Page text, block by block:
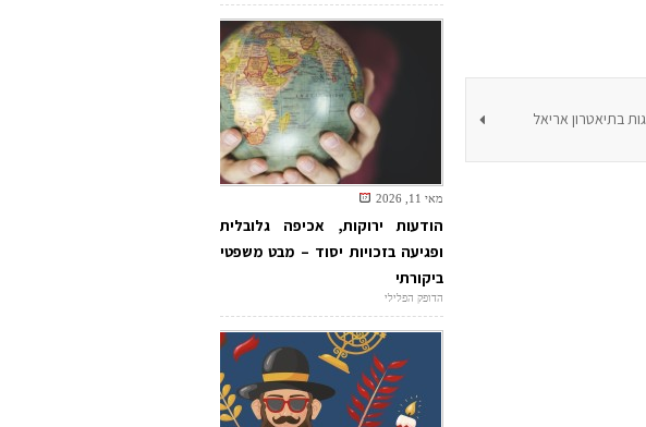
בתיאטרון אריאל
מאי 11, 2026
הודעות ירוקות, אכיפה גלובלית
ופגיעה בזכויות יסוד – מבט משפטי
ביקורתי
הדופק הפלילי